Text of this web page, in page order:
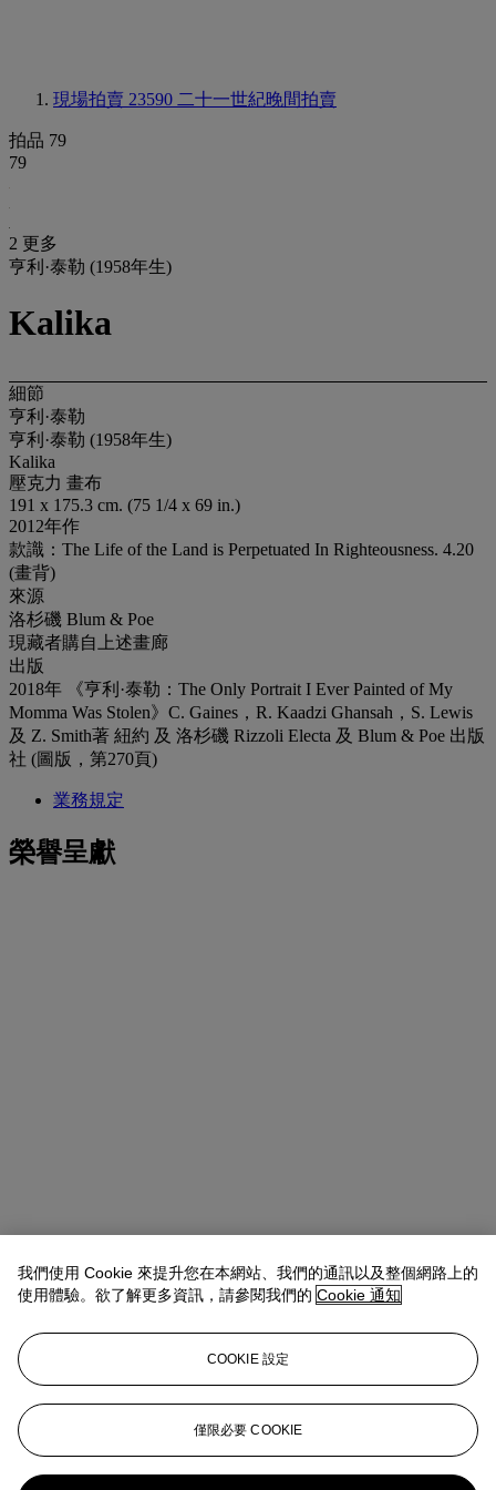
現場拍賣 23590 二十一世紀晚間拍賣
拍品 79
79
2 更多
亨利·泰勒 (1958年生)
Kalika
細節
亨利·泰勒
亨利·泰勒 (1958年生)
Kalika
壓克力 畫布
191 x 175.3 cm. (75 1/4 x 69 in.)
2012年作
款識：The Life of the Land is Perpetuated In Righteousness. 4.20
(畫背)
來源
洛杉磯 Blum & Poe
現藏者購自上述畫廊
出版
2018年 《亨利·泰勒：The Only Portrait I Ever Painted of My
Momma Was Stolen》C. Gaines，R. Kaadzi Ghansah，S. Lewis
及 Z. Smith著 紐約 及 洛杉磯 Rizzoli Electa 及 Blum & Poe 出版
社 (圖版，第270頁)
業務規定
榮譽呈獻
Ada Tsui (徐文君)Senior Vice President, Head of Department,
20th/21st Century Art, Asia Pacific
adatsui@christies.com
我們使用 Cookie 來提升您在本網站、我們的通訊以及整個網路上的
使用體驗。欲了解更多資訊，請參閱我們的 Cookie 通知
COOKIE 設定
僅限必要 COOKIE